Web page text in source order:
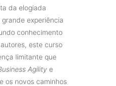
da elogiada
experiência
conhecimento
este curso
limitante que
Agility e
os novos caminhos